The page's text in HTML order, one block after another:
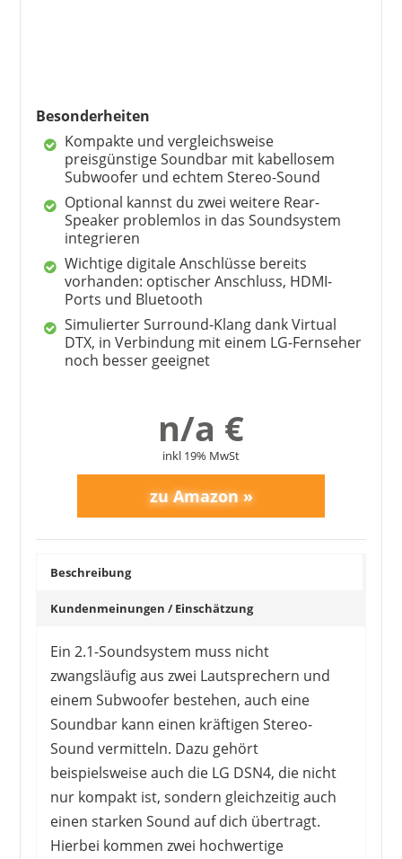
Besonderheiten
Kompakte und vergleichsweise
preisgünstige Soundbar mit kabellosem
Subwoofer und echtem Stereo-Sound
Optional kannst du zwei weitere Rear-
Speaker problemlos in das Soundsystem
integrieren
Wichtige digitale Anschlüsse bereits
vorhanden: optischer Anschluss, HDMI-
Ports und Bluetooth
Simulierter Surround-Klang dank Virtual
DTX, in Verbindung mit einem LG-Fernseher
noch besser geeignet
n/a €
inkl 19% MwSt
Beschreibung
Kundenmeinungen / Einschätzung
Ein 2.1-Soundsystem muss nicht
zwangsläufig aus zwei Lautsprechern und
einem Subwoofer bestehen, auch eine
Soundbar kann einen kräftigen Stereo-
Sound vermitteln. Dazu gehört
beispielsweise auch die LG DSN4, die nicht
nur kompakt ist, sondern gleichzeitig auch
einen starken Sound auf dich übertragt.
Hierbei kommen zwei hochwertige